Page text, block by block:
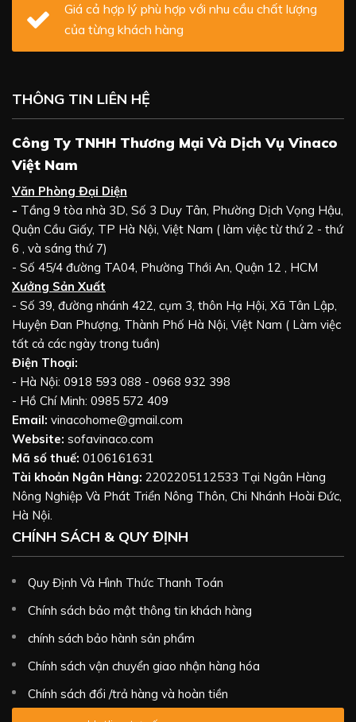
Giá cả hợp lý phù hợp với nhu cầu chất lượng
của từng khách hàng
THÔNG TIN LIÊN HỆ
Công Ty TNHH Thương Mại Và Dịch Vụ Vinaco
Việt Nam
Văn Phòng Đại Diện
- Tầng 9 tòa nhà 3D, Số 3 Duy Tân, Phường Dịch Vọng Hậu,
Quận Cầu Giấy, TP Hà Nội, Việt Nam ( làm việc từ thứ 2 - thứ
6 , và sáng thứ 7)
- Số 45/4 đường TA04, Phường Thới An, Quận 12 , HCM
Xưởng Sản Xuất
- Số 39, đường nhánh 422, cụm 3, thôn Hạ Hội, Xã Tân Lập,
Huyện Đan Phượng, Thành Phố Hà Nội, Việt Nam ( Làm việc
tất cả các ngày trong tuần)
Điện Thoại:
- Hà Nội: 0918 593 088 - 0968 932 398
- Hồ Chí Minh: 0985 572 409
Email: vinacohome@gmail.com
Website: sofavinaco.com
Mã số thuế: 0106161631
Tài khoản Ngân Hàng: 2202205112533 Tại Ngân Hàng
Nông Nghiệp Và Phát Triển Nông Thôn, Chi Nhánh Hoài Đức,
Hà Nội.
CHÍNH SÁCH & QUY ĐỊNH
Quy Định Và Hình Thức Thanh Toán
Chính sách bảo mật thông tin khách hàng
chính sách bảo hành sản phẩm
Chính sách vận chuyển giao nhận hàng hóa
Chính sách đổi /trả hàng và hoàn tiền